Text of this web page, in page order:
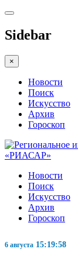
Sidebar
×
Новости
Поиск
Искусство
Архив
Гороскоп
«РИАСАР»
Новости
Поиск
Искусство
Архив
Гороскоп
6 августа 15:19:59